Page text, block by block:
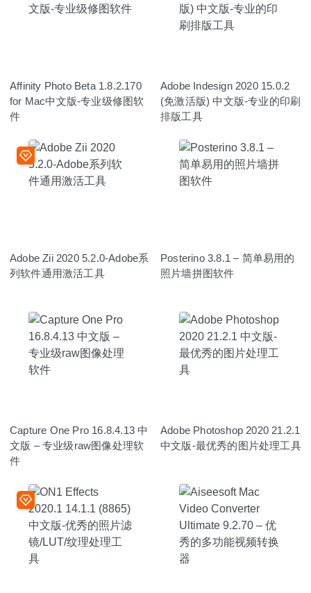
Affinity Photo Beta 1.8.2.170
for Mac中文版-专业级修图软
件
Adobe Indesign 2020 15.0.2
(免激活版) 中文版-专业的印刷
排版工具
Adobe Zii 2020 5.2.0-Adobe系
列软件通用激活工具
Posterino 3.8.1 – 简单易用的
照片墙拼图软件
Capture One Pro 16.8.4.13 中
文版 – 专业级raw图像处理软
件
Adobe Photoshop 2020 21.2.1
中文版-最优秀的图片处理工具